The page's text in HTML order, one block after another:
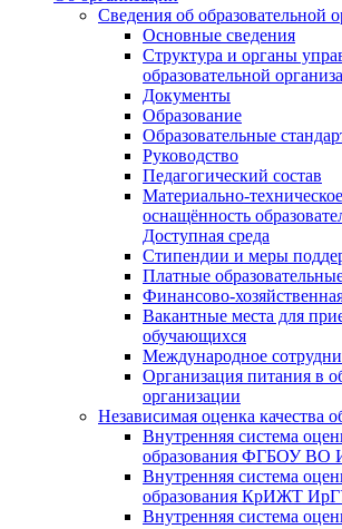
Сведения об образовательной
Основные сведения
Структура и органы
образовательной
Документы
Образование
Образовательные
Руководство
Педагогический состав
Материально-
оснащённость
Доступная среда
Стипендии и меры
Платные
Финансово-
Вакантные места для
обучающихся
Международное
Организация питания в
организации
Независимая оценка качества
Внутренняя система
образования ФГБОУ ВО
Внутренняя система
образования КрИЖТ
Внутренняя система